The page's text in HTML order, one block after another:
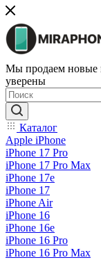
Мы продаем новые
уверены
Каталог
Apple iPhone
iPhone 17 Pro
iPhone 17 Pro Max
iPhone 17e
iPhone 17
iPhone Air
iPhone 16
iPhone 16e
iPhone 16 Pro
iPhone 16 Pro Max